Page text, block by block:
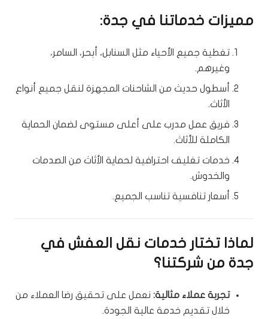
مميزات خدماتنا في جدة:
تغطية جميع الأحياء مثل السنابل، أبحر، السامر،
وغيرهم.
أسطول حديث من الشاحنات المجهزة لنقل جميع أنواع
الأثاث.
فريق عمل مدرب على أعلى مستوى لضمان الحماية
الكاملة للأثاث.
خدمات تغليف احترافية لحماية الأثاث من الصدمات
والخدوش.
أسعار تنافسية تناسب الجميع.
لماذا تختار خدمات نقل العفش في
جدة من شركتنا؟
تجربة عملاء مثالية: نعمل على تحقيق رضا العملاء من
خلال تقديم خدمة عالية الجودة.